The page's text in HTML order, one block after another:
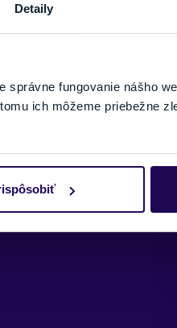
Detaily
fungovanie nášho
ich môžeme priebežne